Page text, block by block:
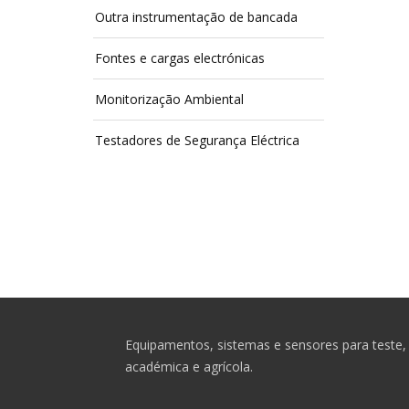
Outra instrumentação de bancada
Fontes e cargas electrónicas
Monitorização Ambiental
Testadores de Segurança Eléctrica
Equipamentos, sistemas e sensores para
académica e agrícola.